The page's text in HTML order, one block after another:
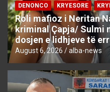
DENONCO KRYESORE
Roli mafioz i Neritan
kriminal Çapja/ Sulmi
dosjen e lidhjeve të
August 6, 2026 alba-news